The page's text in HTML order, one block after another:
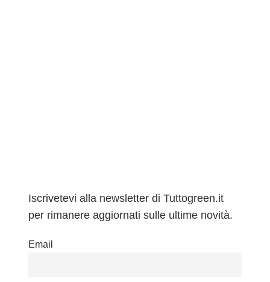
Iscrivetevi alla newsletter di Tuttogreen.it
per rimanere aggiornati sulle ultime novità.
Email